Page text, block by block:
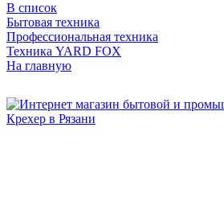
В список
Бытовая техника
Профессиональная техника
Техника YARD FOX
На главную